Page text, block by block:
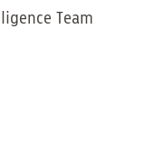
Team